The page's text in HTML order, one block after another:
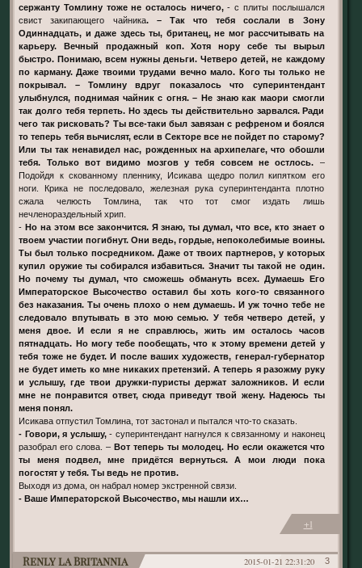
сержанту Томлину тоже не осталось ничего,- с плиты послышался
свист закипающего чайника. – Так что тебя сослали в Зону
Одиннадцать, и даже здесь ты, британец, не мог рассчитывать на
карьеру. Вечный продажный коп. Хотя нору себе ты вырыл
быстро. Понимаю, всем нужны деньги. Четверо детей, не каждому
по карману. Даже твоими трудами вечно мало. Кого ты только не
покрывал. – Томлину вдруг показалось что суперинтендант
улыбнулся, поднимая чайник с огня. – Не знаю как маори смогли
так долго тебя терпеть. Но здесь ты действительно зарвался. Ради
чего так рисковать? Ты все-таки был завязан с рефреном и боялся
то теперь тебя вычислят, если в Секторе все не пойдет по старому?
Или ты так ненавидел нас, рожденных на архипелаге, что обошли
тебя. Только вот видимо мозгов у тебя совсем не остлось. –
Подойдя к скованному пленнику, Исикава щедро полил кипятком его
ноги. Крика не последовало, железная рука суперинтенданта плотно
сжала челюсть Томлина, так что тот смог издать лишь
нечленораздельный хрип.
-Но на этом все закончится. Я знаю, ты думал, что все, кто знает о
твоем участии погибнут. Они ведь, гордые, непоколебимые воины.
Ты был только посредником. Даже от твоих партнеров, у которых
купил оружие ты собирался избавиться. Значит ты такой не один.
Но почему ты думал, что сможешь обмануть всех. Думаешь Его
Императорское Высочество оставил бы хоть кого-то связанного
без наказания. Ты очень плохо о нем думаешь. И уж точно тебе не
следовало впутывать в это мою семью. У тебя четверо детей, у
меня двое. И если я не справлюсь, жить им осталось часов
пятнадцать. Но могу тебе пообещать, что к этому времени детей у
тебя тоже не будет. И после ваших художеств, генерал-губернатор
не будет иметь ко мне никаких претензий. А теперь я разожму руку
и услышу, где твои дружки-пуристы держат заложников. И если
мне не понравится ответ, сюда приведут твой жену. Надеюсь ты
меня понял.
Исикава отпустил Томлина, тот застонал и пытался что-то сказать.
- Говори, я услышу,- суперинтендант нагнулся к связанному и наконец
разобрал его слова. – Вот теперь ты молодец. Но если окажется что
ты меня подвел, мне придётся вернуться. А мои люди пока
погостят у тебя. Ты ведь не против.
Выходя из дома, он набрал номер экстренной связи.
- Ваше Императорской Высочество, мы нашли их…
+1
3
2015-01-21 22:31:20
Renly la Britannia